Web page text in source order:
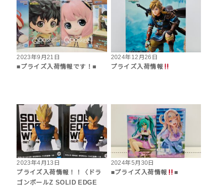
2023年9月21日
■プライズ入荷情報です！■
2024年12月26日
プライズ入荷情報
2023年4月13日
プライズ入荷情報！！〈ドラ
ゴンボールZ SOLID EDGE
2024年5月30日
■プライズ入荷情報
■